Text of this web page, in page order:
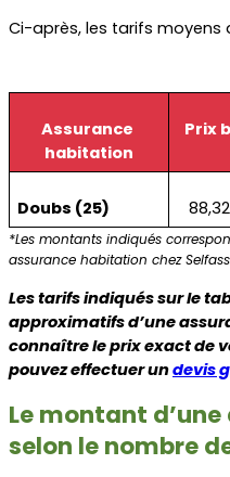
Ci-après, les tarifs moyens
Assurance
habitation
Prix
Doubs (25)
*Les montants indiqués
assurance habitation chez
Les tarifs indiqués sur le
approximatifs d’une
connaître le prix exact de
pouvez effectuer un devis
Le montant d’une
selon le nombre